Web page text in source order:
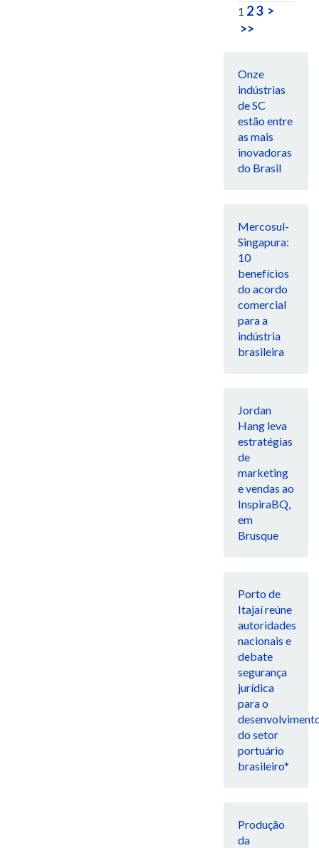
1 23 >
>>
Onze
indústrias
de SC
estão entre
as mais
inovadoras
do Brasil
Mercosul-
Singapura:
10
benefícios
do acordo
comercial
para a
indústria
brasileira
Jordan
Hang leva
estratégias
de
marketing
e vendas ao
InspiraBQ,
em
Brusque
Porto de
Itajaí reúne
autoridades
nacionais e
debate
segurança
jurídica
para o
do setor
portuário
brasileiro*
Produção
da